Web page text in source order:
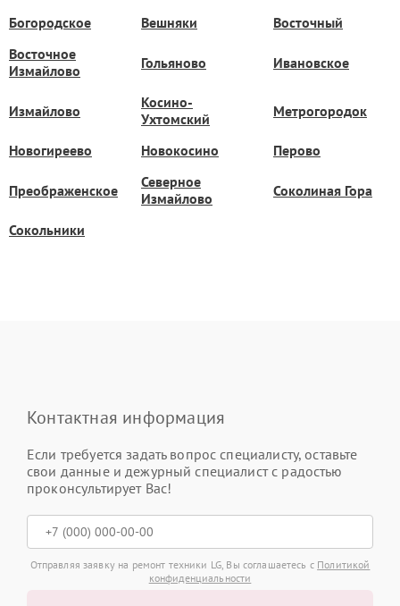
Богородское Вешняки
Восточный
Восточное
Измайлово
Гольяново Ивановское
Измайлово
Косино-
Ухтомский
Метрогородок
Новогиреево Новокосино Перово
Преображенское
Северное
Измайлово
Соколиная Гора
Сокольники
Контактная информация
Если требуется задать вопрос специалисту, оставьте
свои данные и дежурный специалист с радостью
проконсультирует Вас!
Отправляя заявку на ремонт техники LG, Вы соглашаетесь с Политикой
конфиденциальности